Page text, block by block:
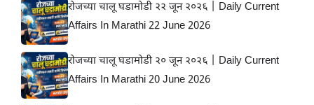
रोजच्या चालू घडामोडी २२ जून २०२६ | Daily Current
Affairs In Marathi 22 June 2026
रोजच्या चालू घडामोडी २० जून २०२६ | Daily Current
Affairs In Marathi 20 June 2026